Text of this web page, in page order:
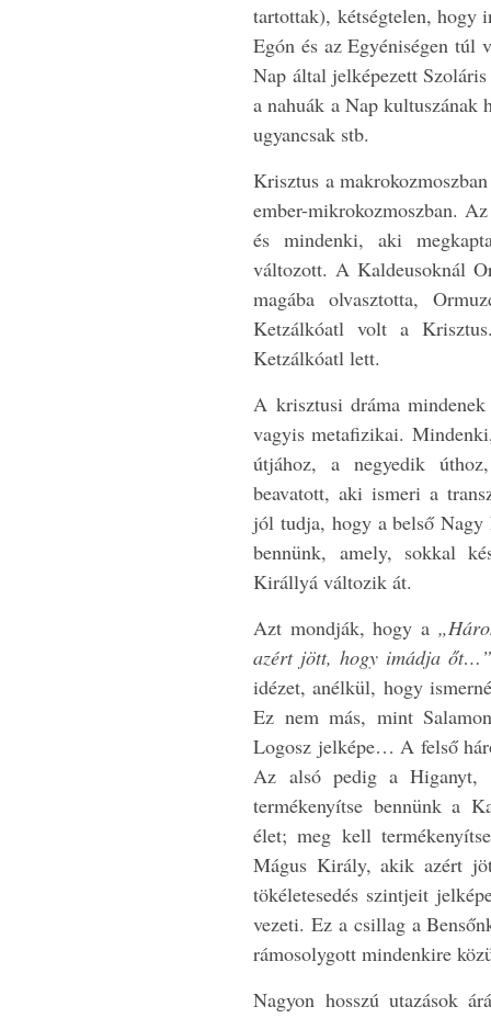
tartottak), kétségtelen, hogy
Egón és az Egyéniségen túl
Nap által jelképezett
a nahuák a Nap
ugyancsak stb.
Krisztus a
ember-mikrokozmoszban.
és mindenki, aki
változott. A Kaldeusoknál
magába olvasztotta,
Ketzálkóatl volt a
Ketzálkóatl lett.
A krisztusi dráma
vagyis metafizikai.
útjához, a negyedik
beavatott, aki ismeri a
jól tudja, hogy a belső
bennünk, amely, sokkal
Királlyá változik át.
Azt mondják, hogy a
azért jött, hogy imádja őt…”
idézet, anélkül, hogy
Ez nem más, mint
Logosz jelképe… A felső
Az alsó pedig a
termékenyítse bennünk a
élet; meg kell
Mágus Király, akik azért
tökéletesedés szintjeit
vezeti. Ez a csillag a
rámosolygott mindenkire
Nagyon hosszú utazások